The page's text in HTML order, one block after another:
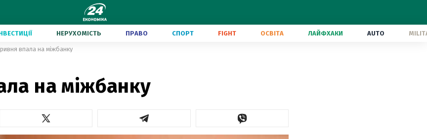
НЕРУХОМІСТЬ ПРАВО СПОРТ FIGHT ОСВІТА ЛАЙФХАКИ AUTO
впала на міжбанку
на міжбанку